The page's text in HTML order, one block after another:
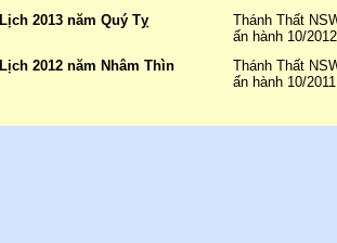
Lịch 2013 năm Quý Tỵ
Thánh Thất
ấn hành 10/
Lịch 2012 năm Nhâm Thìn
Thánh Thất
ấn hành 10/